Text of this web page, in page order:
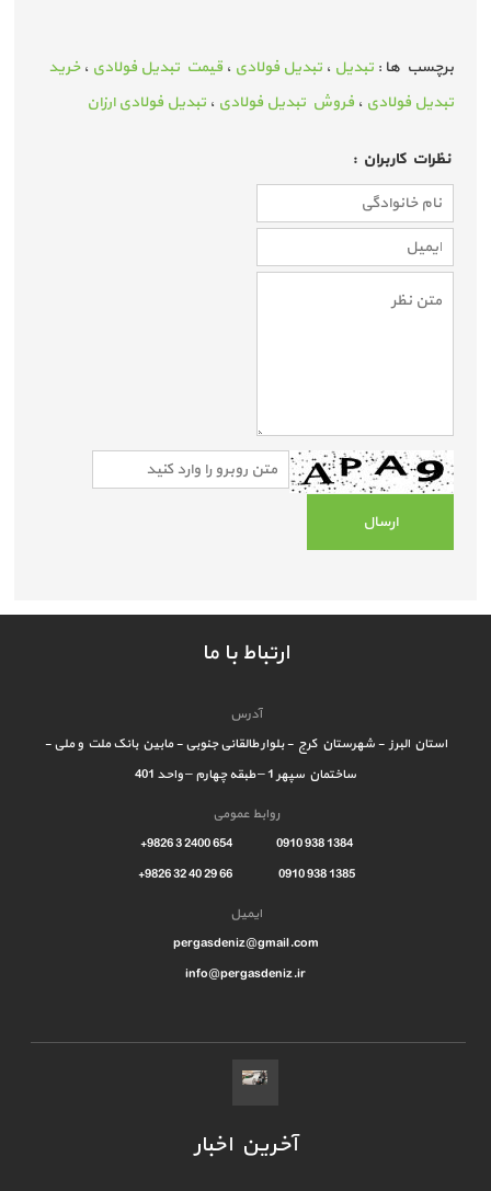
برچسب ها :تبدیل ،تبدیل فولادی ،قیمت تبدیل فولادی ،خرید
تبدیل فولادی ،فروش تبدیل فولادی ،تبدیل فولادی ارزان
نظرات كاربران :
ارتباط با ما
آدرس
استان البرز - شهرستان کرج - بلوار طالقانی جنوبی - مابین بانک ملت و ملی -
ساختمان سپهر 1 – طبقه چهارم – واحد 401
روابط عمومی
1384 938 0910 654 2400 3 9826+
1385 938 0910 66 29 40 32 9826+
ایمیل
pergasdeniz@gmail.com
info@pergasdeniz.ir
آخرین اخبار